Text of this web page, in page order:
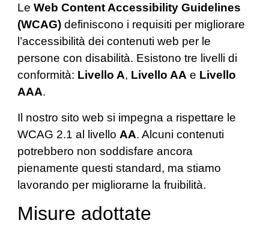
Le Web Content Accessibility Guidelines
(WCAG) definiscono i requisiti per migliorare
l’accessibilità dei contenuti web per le
persone con disabilità. Esistono tre livelli di
conformità: Livello A, Livello AA e Livello
AAA.
Il nostro sito web si impegna a rispettare le
WCAG 2.1 al livello AA. Alcuni contenuti
potrebbero non soddisfare ancora
pienamente questi standard, ma stiamo
lavorando per migliorarne la fruibilità.
Misure adottate